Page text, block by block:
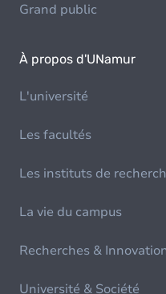
Grand public
À propos d'UNamur
L'université
Les facultés
Les instituts de
La vie du campus
Recherches &
Université & Société